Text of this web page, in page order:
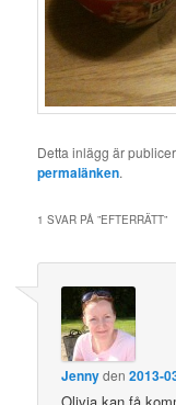
Detta inlägg är
permalänken.
1 SVAR PÅ ”EFTERRÄTT”
Jennyden2013-